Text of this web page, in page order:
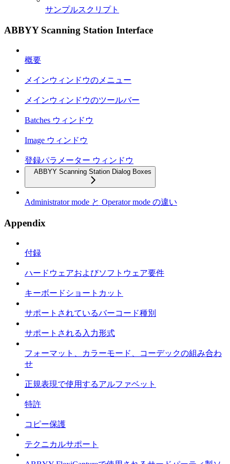
サンプルスクリプト
ABBYY Scanning Station Interface
概要
メインウィンドウのメニュー
メインウィンドウのツールバー
Batches ウィンドウ
Image ウィンドウ
登録パラメーター ウィンドウ
ABBYY Scanning Station Dialog Boxes
Administrator mode と Operator mode の違い
Appendix
付録
ハードウェアおよびソフトウェア要件
キーボードショートカット
サポートされているバーコード種別
サポートされる入力形式
フォーマット、カラーモード、コーデックの組み合わ
せ
正規表現で使用するアルファベット
特許
コピー保護
テクニカルサポート